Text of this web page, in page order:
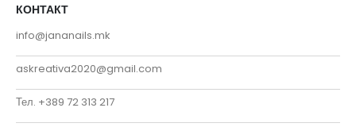
КОНТАКТ
info@jananails.mk
askreativa2020@gmail.com
Тел. +389 72 313 217